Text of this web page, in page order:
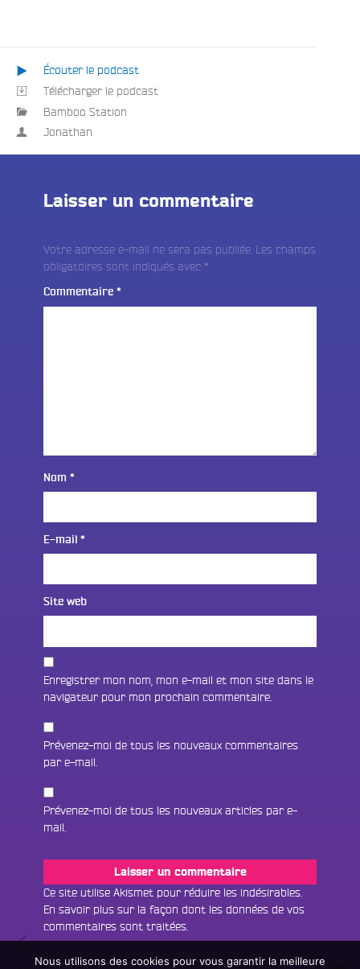
Écouter le podcast
Télécharger le podcast
Bamboo Station
Jonathan
Laisser un commentaire
Votre adresse e-mail ne sera pas publiée. Les champs
obligatoires sont indiqués avec *
Commentaire *
Nom *
E-mail *
Site web
Enregistrer mon nom, mon e-mail et mon site dans le
navigateur pour mon prochain commentaire.
Prévenez-moi de tous les nouveaux commentaires
par e-mail.
Prévenez-moi de tous les nouveaux articles par e-
mail.
Ce site utilise Akismet pour réduire les indésirables.
En savoir plus sur la façon dont les données de vos
commentaires sont traitées.
Navigation
#55
Satisfied
Écouter le direct
Nous utilisons des cookies pour vous garantir la meilleure